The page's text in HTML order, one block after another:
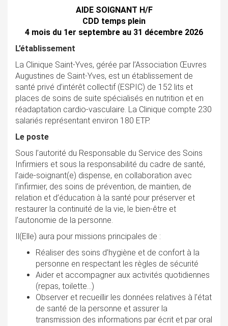
AIDE SOIGNANT H/F
CDD temps plein
4 mois du 1er septembre au 31 décembre 2026
L’établissement
La Clinique Saint-Yves, gérée par l’Association Œuvres
Augustines de Saint-Yves, est un établissement de
santé privé d’intérêt collectif (ESPIC) de 152 lits et
places de soins de suite spécialisés en nutrition et en
réadaptation cardio-vasculaire. La Clinique compte 230
salariés représentant environ 180 ETP.
Le poste
Sous l’autorité du Responsable du Service des Soins
Infirmiers et sous la responsabilité du cadre de santé,
l’aide-soignant(e) dispense, en collaboration avec
l’infirmier, des soins de prévention, de maintien, de
relation et d’éducation à la santé pour préserver et
restaurer la continuité de la vie, le bien-être et
l’autonomie de la personne.
Il(Elle) aura pour missions principales de :
Réaliser des soins d’hygiène et de confort à la
personne en respectant les règles de sécurité
Aider et accompagner aux activités quotidiennes
(repas, toilette…)
Observer et recueillir les données relatives à l’état
de santé de la personne et assurer la
transmission des informations par écrit et par oral